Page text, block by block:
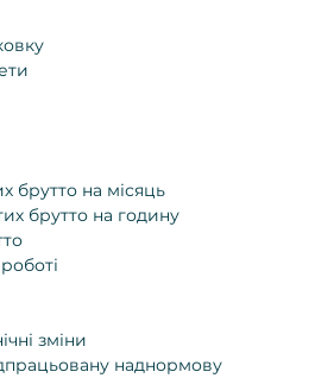
брутто на місяць
брутто на годину
зміни
наднормову